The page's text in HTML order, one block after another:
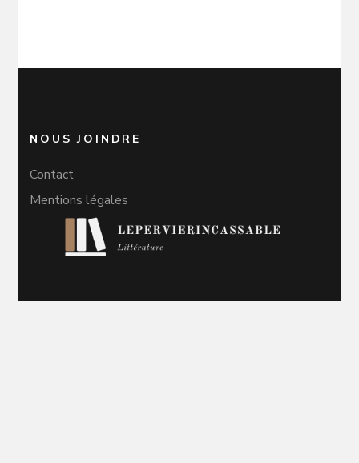
NOUS JOINDRE
Contact
Mentions légales